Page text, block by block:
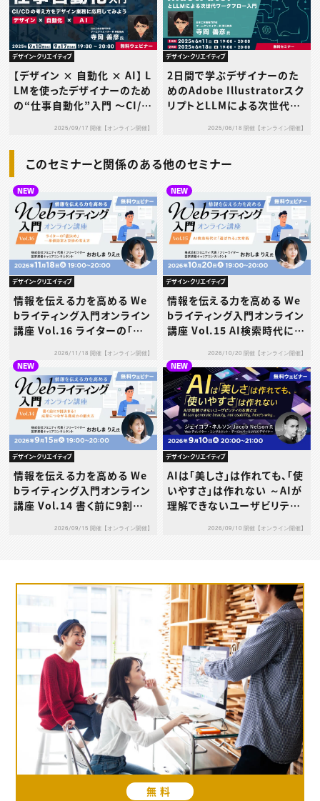
デザイン・クリエイティブ
【デザイン × 自動化 × AI】 L
LMを使ったデザイナーのため
の“仕事自動化”入門 〜CI/C
応用してみよう〜
2025/09/17 開催【オンライン開催】
デザイン・クリエイティブ
2日間で学ぶデザイナーのた
めのAdobe Illustratorスク
リプトとLLMによる次世代ワ
2025/06/18 開催【オンライン開催】
このセミナーと関係のある他のセミナー
NEW
デザイン・クリエイティブ
情報を伝える力を高める We
bライティング入門オンライン
講座 Vol.16 ライターの「値
え方
2026/11/18 開催【オンライン開催】
NEW
デザイン・クリエイティブ
情報を伝える力を高める We
bライティング入門オンライン
講座 Vol.15 AI検索時代に
2026/10/20 開催【オンライン開催】
NEW
デザイン・クリエイティブ
情報を伝える力を高める We
bライティング入門オンライン
講座 Vol.14 書く前に9割決
の鍛え方2026/09/15 開催【オンライン開催】
NEW
デザイン・クリエイティブ
AIは「美しさ」は作れても、「使
いやすさ」は作れない ～AIが
理解できないユーザビリティ
2026/09/10 開催【オンライン開催】
無料